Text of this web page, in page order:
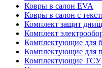
Ковры в салон EVA
Ковры в салон с
Комплект защит
Комплект
Комплектующие для
Комплектующие для
Комплектующие ТСУ